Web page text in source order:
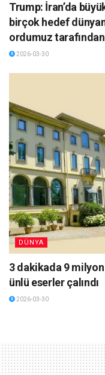
Trump: İran’da
birçok hedef
ordumuz
2026-03-30
DÜNYA
3 dakikada 9
ünlü eserler çalındı
2026-03-30